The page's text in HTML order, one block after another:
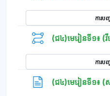
ការប
(ជ៤)មេរៀនទី១៖ (
ការប
(ជ៤)មេរៀនទី១៖ (